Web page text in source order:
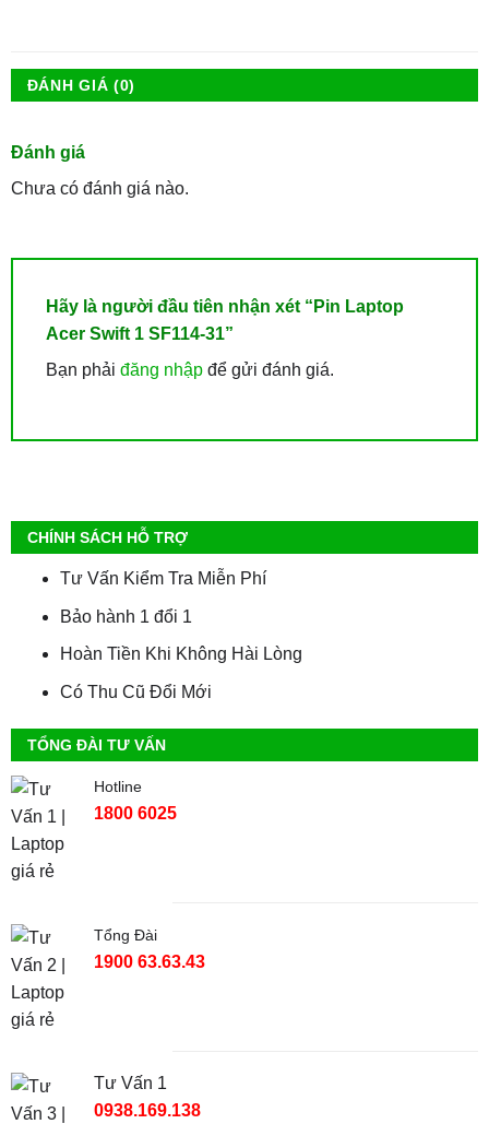
ĐÁNH GIÁ (0)
Đánh giá
Chưa có đánh giá nào.
Hãy là người đầu tiên nhận xét “Pin Laptop
Acer Swift 1 SF114-31”
Bạn phải đăng nhậpđể gửi đánh giá.
CHÍNH SÁCH HỖ TRỢ
Tư Vấn Kiểm Tra Miễn Phí
Bảo hành 1 đổi 1
Hoàn Tiền Khi Không Hài Lòng
Có Thu Cũ Đổi Mới
TỔNG ĐÀI TƯ VẤN
Hotline
1800 6025
Tổng Đài
1900 63.63.43
Tư Vấn 1
0938.169.138